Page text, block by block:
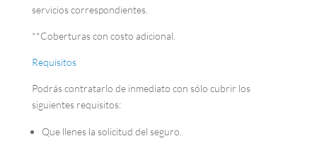
servicios correspondientes.
**Coberturas con costo adicional.
Requisitos
Podrás contratarlo de inmediato con sólo cubrir los
siguientes requisitos:
Que llenes la solicitud del seguro.